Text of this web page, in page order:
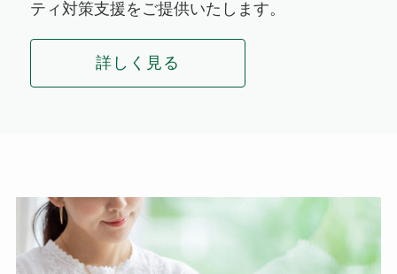
ティ対策支援をご提供いたします。
詳しく見る